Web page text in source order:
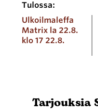
Tulossa:
Ulkoilmaleffa
Matrix la 22.8.
klo 17 22.8.
Tarjouksia